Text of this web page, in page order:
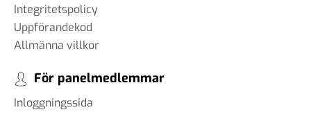
Integritetspolicy
Uppförandekod
Allmänna villkor
För panelmedlemmar
Inloggningssida